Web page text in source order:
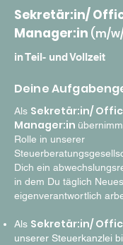
Sekretär:in/
Manager:in (m/
in Teil- und Vollzeit
Deine
Als Sekretär:in/
Manager:in
Rolle in unserer
Dich ein
in dem Du täglich
eigenverantwortlich
Als Sekretär:in/
unserer Steuerkanzlei